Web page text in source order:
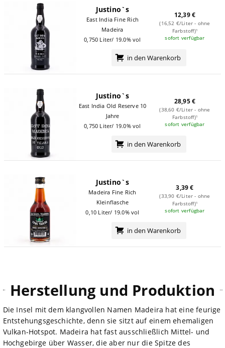
Justino`s
East India Fine Rich
Madeira
0,750 Liter/ 19.0% vol
12,39 €
(16,52 €/Liter - ohne
Farbstoff)¹
sofort verfügbar
in den Warenkorb
Justino`s
East India Old Reserve 10
Jahre
0,750 Liter/ 19.0% vol
28,95 €
(38,60 €/Liter - ohne
Farbstoff)¹
sofort verfügbar
in den Warenkorb
Justino`s
Madeira Fine Rich
Kleinflasche
0,10 Liter/ 19.0% vol
3,39 €
(33,90 €/Liter - ohne
Farbstoff)¹
sofort verfügbar
in den Warenkorb
Herstellung und Produktion
Die Insel mit dem klangvollen Namen Madeira hat eine feurige
Entstehungsgeschichte, denn sie sitzt auf einem ehemaligen
Vulkan-Hotspot. Madeira hat fast ausschließlich Mittel- und
Hochgebirge über Wasser, die aber nur die Spitze des